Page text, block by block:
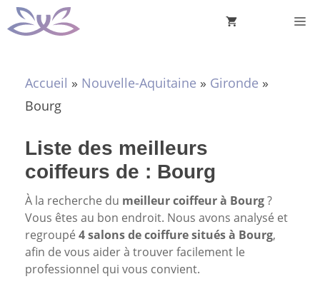
Aller
au
Accueil » Nouvelle-Aquitaine » Gironde »
Bourg
Liste des meilleurs
coiffeurs de : Bourg
À la recherche du meilleur coiffeur à Bourg?
Vous êtes au bon endroit. Nous avons analysé et
regroupé 4 salons de coiffure situés à Bourg,
afin de vous aider à trouver facilement le
professionnel qui vous convient.